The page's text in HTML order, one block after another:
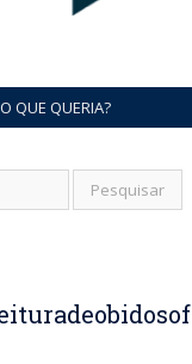
QUE QUERIA?